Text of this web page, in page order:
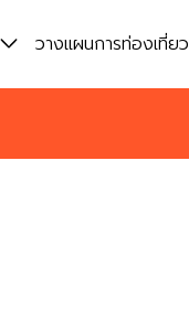
วางแผนการท่องเที่ยว
วางแผนการท่องเที่ยว